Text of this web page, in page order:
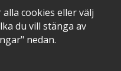
cookies eller välj
du vill stänga av
nedan.